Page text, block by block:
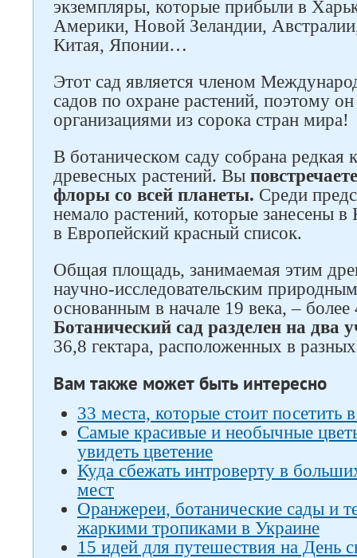
экземпляры, которые прибыли в
Америки, Новой Зеландии,
Китая, Японии…
Этот сад является членом
садов по охране растений, поэтому
организациями из сорока стран мира!
В ботаническом саду собрана редкая
древесных растений. Вы
флоры со всей планеты. Среди
немало растений, которые занесены
в Европейский красный список.
Общая площадь, занимаемая этим
научно-исследовательским
основанным в начале 19 века, – более
Ботанический сад разделен на два
36,8 гектара, расположенных в
Вам также может быть интересно
33 места, которые стоит посетить
Самые красивые и необычные
увидеть цветение
Куда сбежать интроверту в
мест
Оранжереи, ботанические сады и
жаркими тропиками в Украине
15 идей для путешествия на День
Следите за нами в соцсетях